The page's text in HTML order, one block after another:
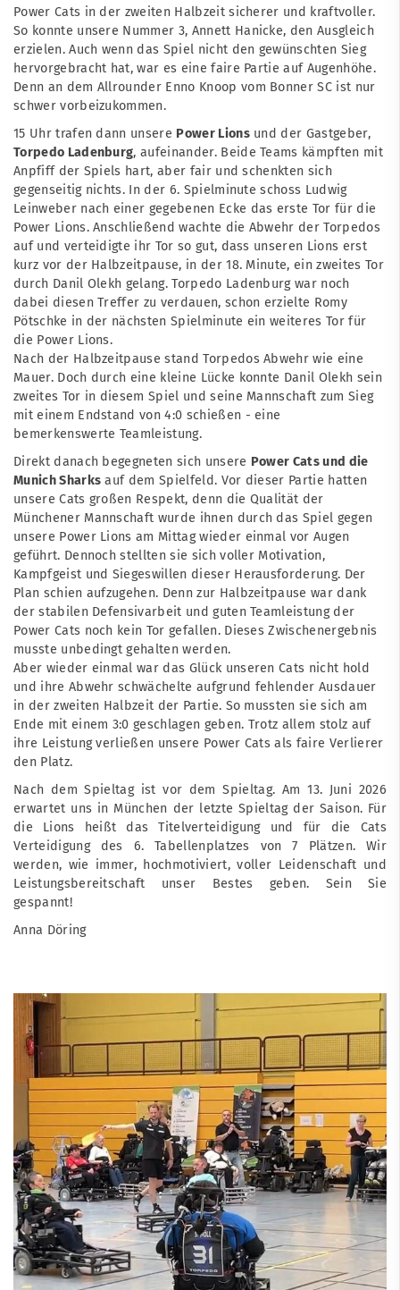
Power Cats in der zweiten Halbzeit sicherer und kraftvoller.
So konnte unsere Nummer 3, Annett Hanicke, den Ausgleich
erzielen. Auch wenn das Spiel nicht den gewünschten Sieg
hervorgebracht hat, war es eine faire Partie auf Augenhöhe.
Denn an dem Allrounder Enno Knoop vom Bonner SC ist nur
schwer vorbeizukommen.
15 Uhr trafen dann unsere Power Lionsund der Gastgeber,
Torpedo Ladenburg, aufeinander. Beide Teams kämpften mit
Anpfiff der Spiels hart, aber fair und schenkten sich
gegenseitig nichts. In der 6. Spielminute schoss Ludwig
Leinweber nach einer gegebenen Ecke das erste Tor für die
Power Lions. Anschließend wachte die Abwehr der Torpedos
auf und verteidigte ihr Tor so gut, dass unseren Lions erst
kurz vor der Halbzeitpause, in der 18. Minute, ein zweites Tor
durch Danil Olekh gelang. Torpedo Ladenburg war noch
dabei diesen Treffer zu verdauen, schon erzielte Romy
Pötschke in der nächsten Spielminute ein weiteres Tor für
die Power Lions.
Nach der Halbzeitpause stand Torpedos Abwehr wie eine
Mauer. Doch durch eine kleine Lücke konnte Danil Olekh sein
zweites Tor in diesem Spiel und seine Mannschaft zum Sieg
mit einem Endstand von 4:0 schießen - eine
bemerkenswerte Teamleistung.
Direkt danach begegneten sich unsere Power Cats und die
Munich Sharks auf dem Spielfeld. Vor dieser Partie hatten
unsere Cats großen Respekt, denn die Qualität der
Münchener Mannschaft wurde ihnen durch das Spiel gegen
unsere Power Lions am Mittag wieder einmal vor Augen
geführt. Dennoch stellten sie sich voller Motivation,
Kampfgeist und Siegeswillen dieser Herausforderung. Der
Plan schien aufzugehen. Denn zur Halbzeitpause war dank
der stabilen Defensivarbeit und guten Teamleistung der
Power Cats noch kein Tor gefallen. Dieses Zwischenergebnis
musste unbedingt gehalten werden.
Aber wieder einmal war das Glück unseren Cats nicht hold
und ihre Abwehr schwächelte aufgrund fehlender Ausdauer
in der zweiten Halbzeit der Partie. So mussten sie sich am
Ende mit einem 3:0 geschlagen geben. Trotz allem stolz auf
ihre Leistung verließen unsere Power Cats als faire Verlierer
den Platz.
Nach dem Spieltag ist vor dem Spieltag. Am 13. Juni 2026
erwartet uns in München der letzte Spieltag der Saison. Für
die Lions heißt das Titelverteidigung und für die Cats
Verteidigung des 6. Tabellenplatzes von 7 Plätzen. Wir
werden, wie immer, hochmotiviert, voller Leidenschaft und
Leistungsbereitschaft unser Bestes geben. Sein Sie
gespannt!
Anna Döring